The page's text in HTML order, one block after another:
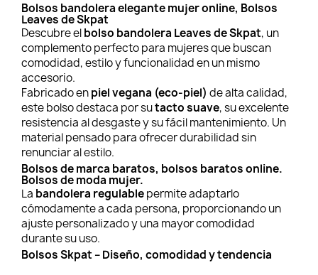
Bolsos bandolera elegante mujer online, Bolsos
Leaves de Skpat
Descubre elbolso bandolera Leaves de Skpat, un
complemento perfecto para mujeres que buscan
comodidad, estilo y funcionalidad en un mismo
accesorio.
Fabricado enpiel vegana (eco-piel) de alta calidad,
este bolso destaca por sutacto suave, su excelente
resistencia al desgaste y su fácil mantenimiento. Un
material pensado para ofrecer durabilidad sin
renunciar al estilo.
Bolsos de marca baratos, bolsos baratos online.
Bolsos de moda mujer.
La bandolera regulablepermite adaptarlo
cómodamente a cada persona, proporcionando un
ajuste personalizado y una mayor comodidad
durante su uso.
Bolsos Skpat – Diseño, comodidad y tendencia